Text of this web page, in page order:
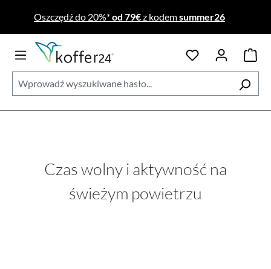
Przejdź do głównej zawartości
Oszczędź do 20%*od 79€z kodemsummer26
Czas wolny i aktywność na
świeżym powietrzu